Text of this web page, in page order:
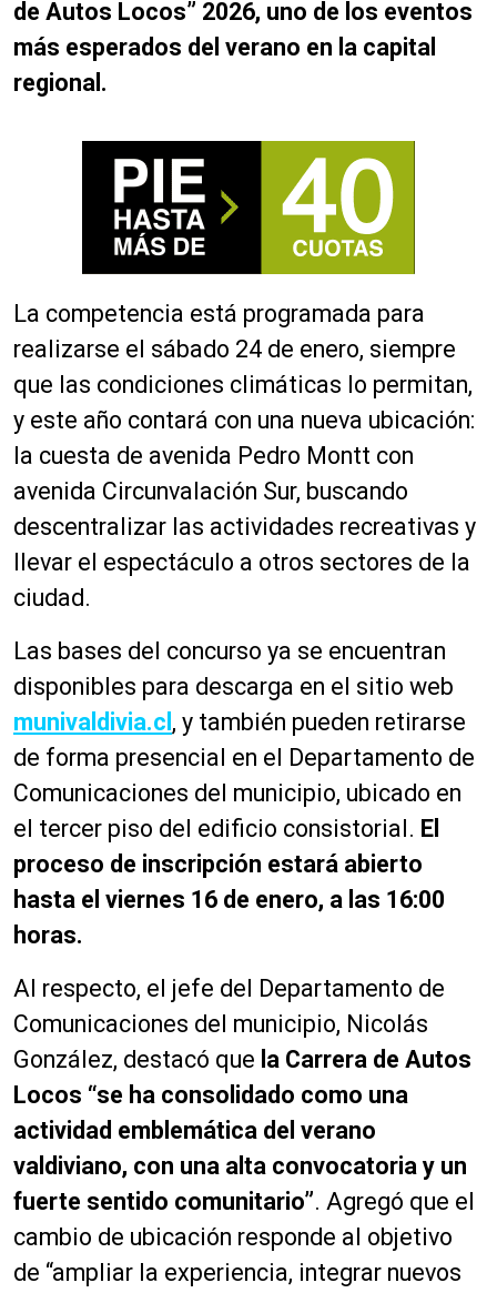
de Autos Locos” 2026, uno de los eventos
más esperados del verano en la capital
regional.
La competencia está programada para
realizarse el sábado 24 de enero, siempre
que las condiciones climáticas lo permitan,
y este año contará con una nueva ubicación:
la cuesta de avenida Pedro Montt con
avenida Circunvalación Sur, buscando
descentralizar las actividades recreativas y
llevar el espectáculo a otros sectores de la
ciudad.
Las bases del concurso ya se encuentran
disponibles para descarga en el sitio web
munivaldivia.cl , y también pueden retirarse
de forma presencial en el Departamento de
Comunicaciones del municipio, ubicado en
el tercer piso del edificio consistorial. El
proceso de inscripción estará abierto
hasta el viernes 16 de enero, a las 16:00
horas.
Al respecto, el jefe del Departamento de
Comunicaciones del municipio, Nicolás
González, destacó que la Carrera de Autos
Locos “se ha consolidado como una
actividad emblemática del verano
valdiviano, con una alta convocatoria y un
fuerte sentido comunitario”. Agregó que el
cambio de ubicación responde al objetivo
de “ampliar la experiencia, integrar nuevos